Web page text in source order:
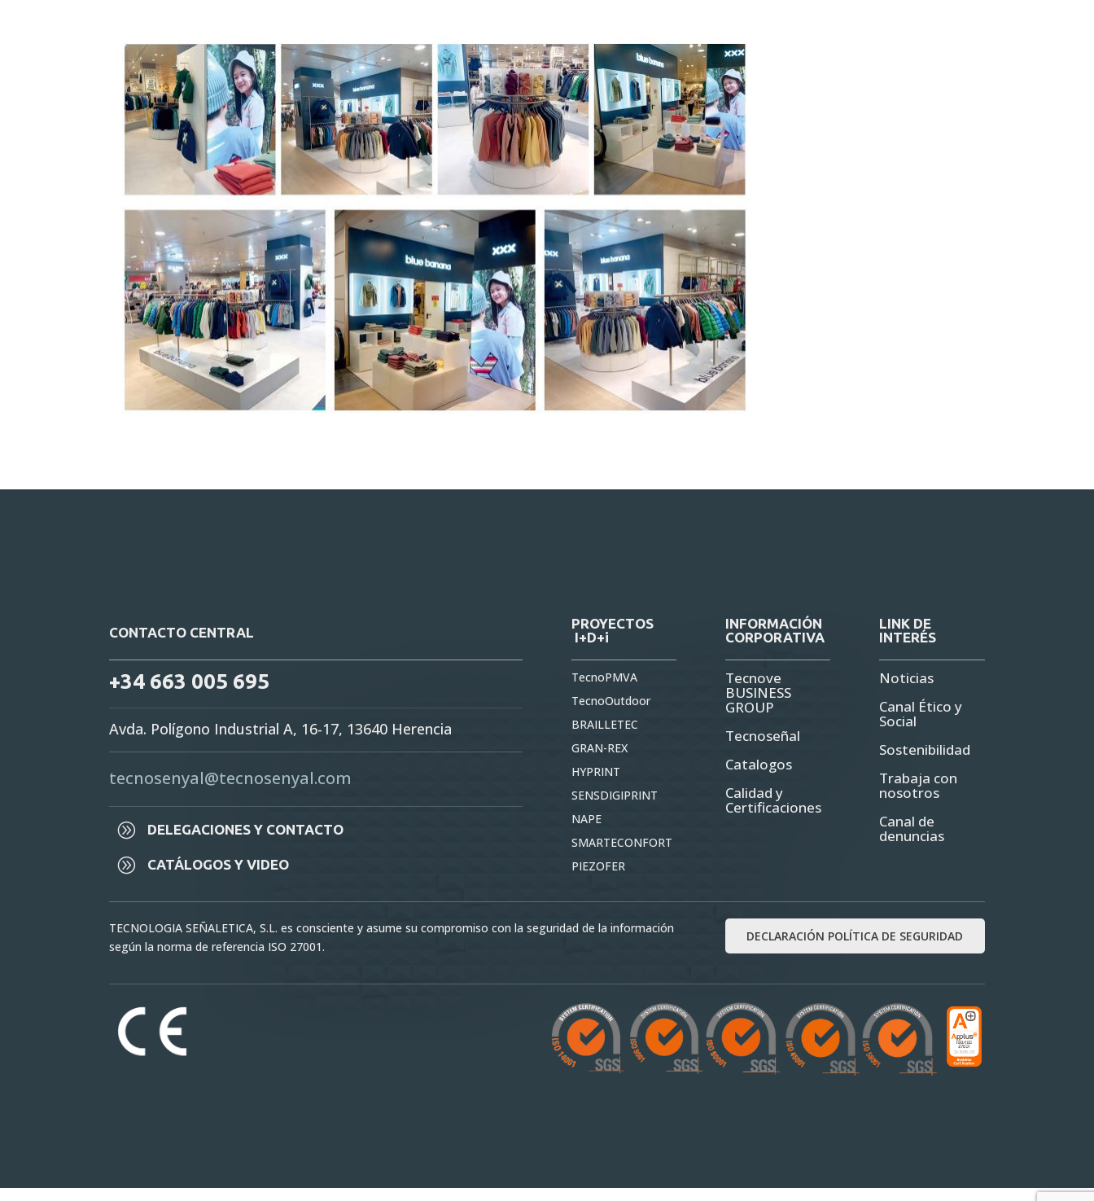
CONTACTO CENTRAL
+34 663 005 695
Avda. Polígono Industrial A, 16-17, 13640 Herencia
tecnosenyal@tecnosenyal.com
A DELEGACIONES Y CONTACTO
A CATÁLOGOS Y VIDEO
PROYECTOS
I+D+i
TecnoPMVA
TecnoOutdoor
BRAILLETEC
GRAN-REX
HYPRINT
SENSDIGIPRINT
NAPE
SMARTECONFORT
PIEZOFER
INFORMACIÓN
CORPORATIVA
Tecnove
BUSINESS
GROUP
Tecnoseñal
Catalogos
Calidad y
Certificaciones
LINK DE
INTERÉS
Noticias
Canal Ético y
Social
Sostenibilidad
Trabaja con
nosotros
Canal de
denuncias
TECNOLOGIA SEÑALETICA, S.L. es consciente y asume su compromiso con la seguridad de la información
según la norma de referencia ISO 27001.
DECLARACIÓN POLÍTICA DE SEGURIDAD